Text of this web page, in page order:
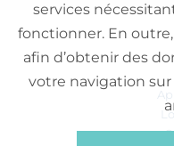
services
fonctionner. En
afin d’obtenir des
votre navigation